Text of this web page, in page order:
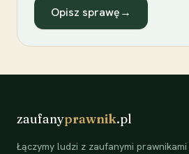
Opisz sprawę→
zaufanyprawnik.pl
Łączymy ludzi z zaufanymi